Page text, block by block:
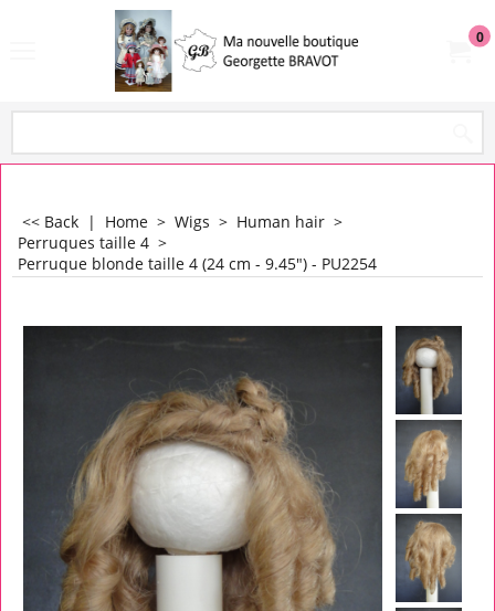
0
<< Back | Home > Wigs > Human hair >
Perruques taille 4 >
Perruque blonde taille 4 (24 cm - 9.45") - PU2254